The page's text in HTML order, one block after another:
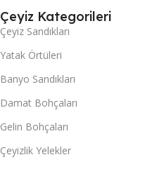
Çeyiz Kategorileri
Çeyiz Sandıkları
Yatak Örtüleri
Banyo Sandıkları
Damat Bohçaları
Gelin Bohçaları
Çeyizlik Yelekler